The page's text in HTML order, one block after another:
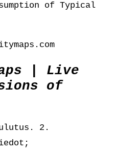
of Typical
| Live
of
2.